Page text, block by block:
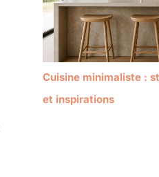
Cuisine minimaliste :
et inspirations